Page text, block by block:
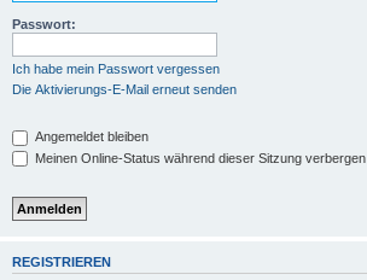
Passwort:
Ich habe mein Passwort vergessen
Die Aktivierungs-E-Mail erneut senden
Angemeldet bleiben
Meinen Online-Status während dieser Sitzung verbergen
REGISTRIEREN